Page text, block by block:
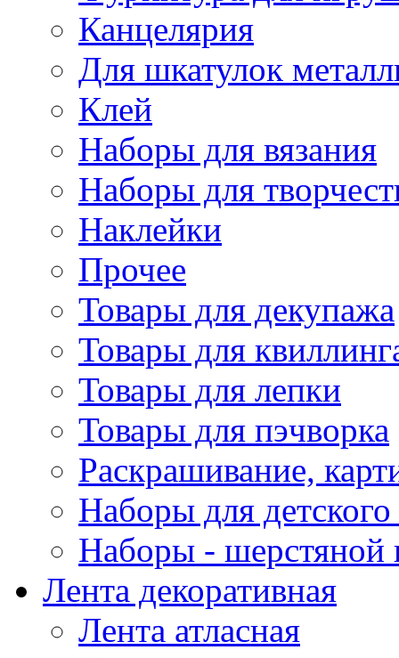
Канцелярия
Для шкатулок
Клей
Наборы для вязания
Наборы для
Наклейки
Прочее
Товары для декупажа
Товары для
Товары для лепки
Товары для пэчворка
Раскрашивание,
Наборы для
Наборы - шерстяной
Лента декоративная
Лента атласная